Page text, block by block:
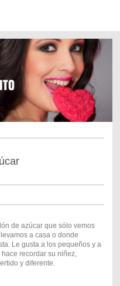
de azúcar que sólo vemos
a casa o donde
Le gusta a los pequeños y a
recordar su niñez,
y diferente.